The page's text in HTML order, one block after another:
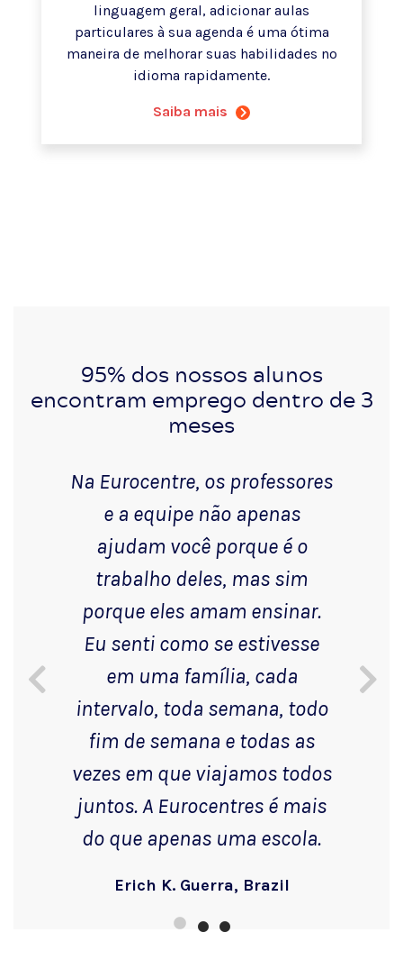
linguagem geral, adicionar aulas
particulares à sua agenda é uma ótima
maneira de melhorar suas habilidades no
idioma rapidamente.
Saiba mais
95% dos nossos alunos
encontram emprego dentro de 3
meses
Na Eurocentre, os professores
e a equipe não apenas
ajudam você porque é o
trabalho deles, mas sim
porque eles amam ensinar.
Eu senti como se estivesse
em uma família, cada
intervalo, toda semana, todo
fim de semana e todas as
vezes em que viajamos todos
juntos. A Eurocentres é mais
do que apenas uma escola.
Erich K. Guerra, Brazil